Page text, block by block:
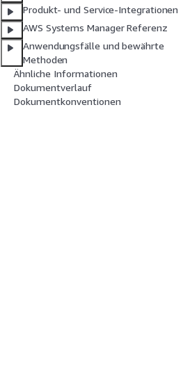
Produkt- und Service-Integrationen
AWS Systems Manager Referenz
Anwendungsfälle und bewährte
Methoden
Ähnliche Informationen
Dokumentverlauf
Dokumentkonventionen